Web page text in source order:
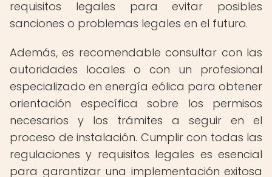
requisitos legales para evitar posibles
sanciones o problemas legales en el futuro.
Además, es recomendable consultar con las
autoridades locales o con un profesional
especializado en energía eólica para obtener
orientación específica sobre los permisos
necesarios y los trámites a seguir en el
proceso de instalación. Cumplir con todas las
regulaciones y requisitos legales es esencial
para garantizar una implementación exitosa